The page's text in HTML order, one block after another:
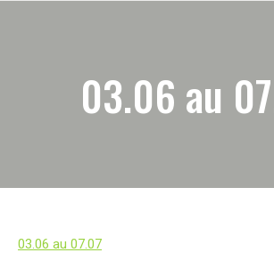
03.06 au
03.06 au 07.07